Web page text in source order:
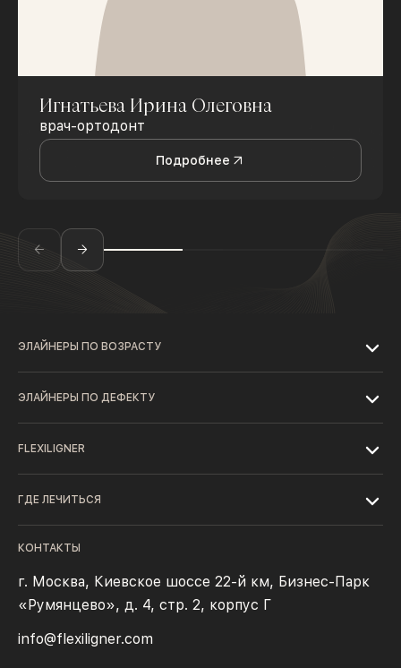
Игнатьева Ирина Олеговна
врач-ортодонт
Подробнее
ЭЛАЙНЕРЫ ПО ВОЗРАСТУ
ЭЛАЙНЕРЫ ПО ДЕФЕКТУ
FLEXILIGNER
ГДЕ ЛЕЧИТЬСЯ
КОНТАКТЫ
г. Москва, Киевское шоссе 22-й км, Бизнес-Парк
«Румянцево», д. 4, стр. 2, корпус Г
info@flexiligner.com